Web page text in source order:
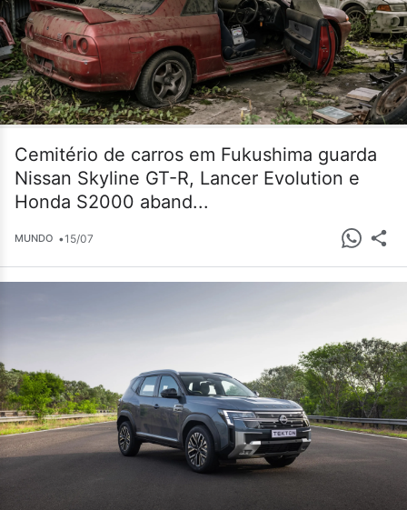
Cemitério de carros em Fukushima guarda
Nissan Skyline GT-R, Lancer Evolution e
Honda S2000 aband...
MUNDO •15/07